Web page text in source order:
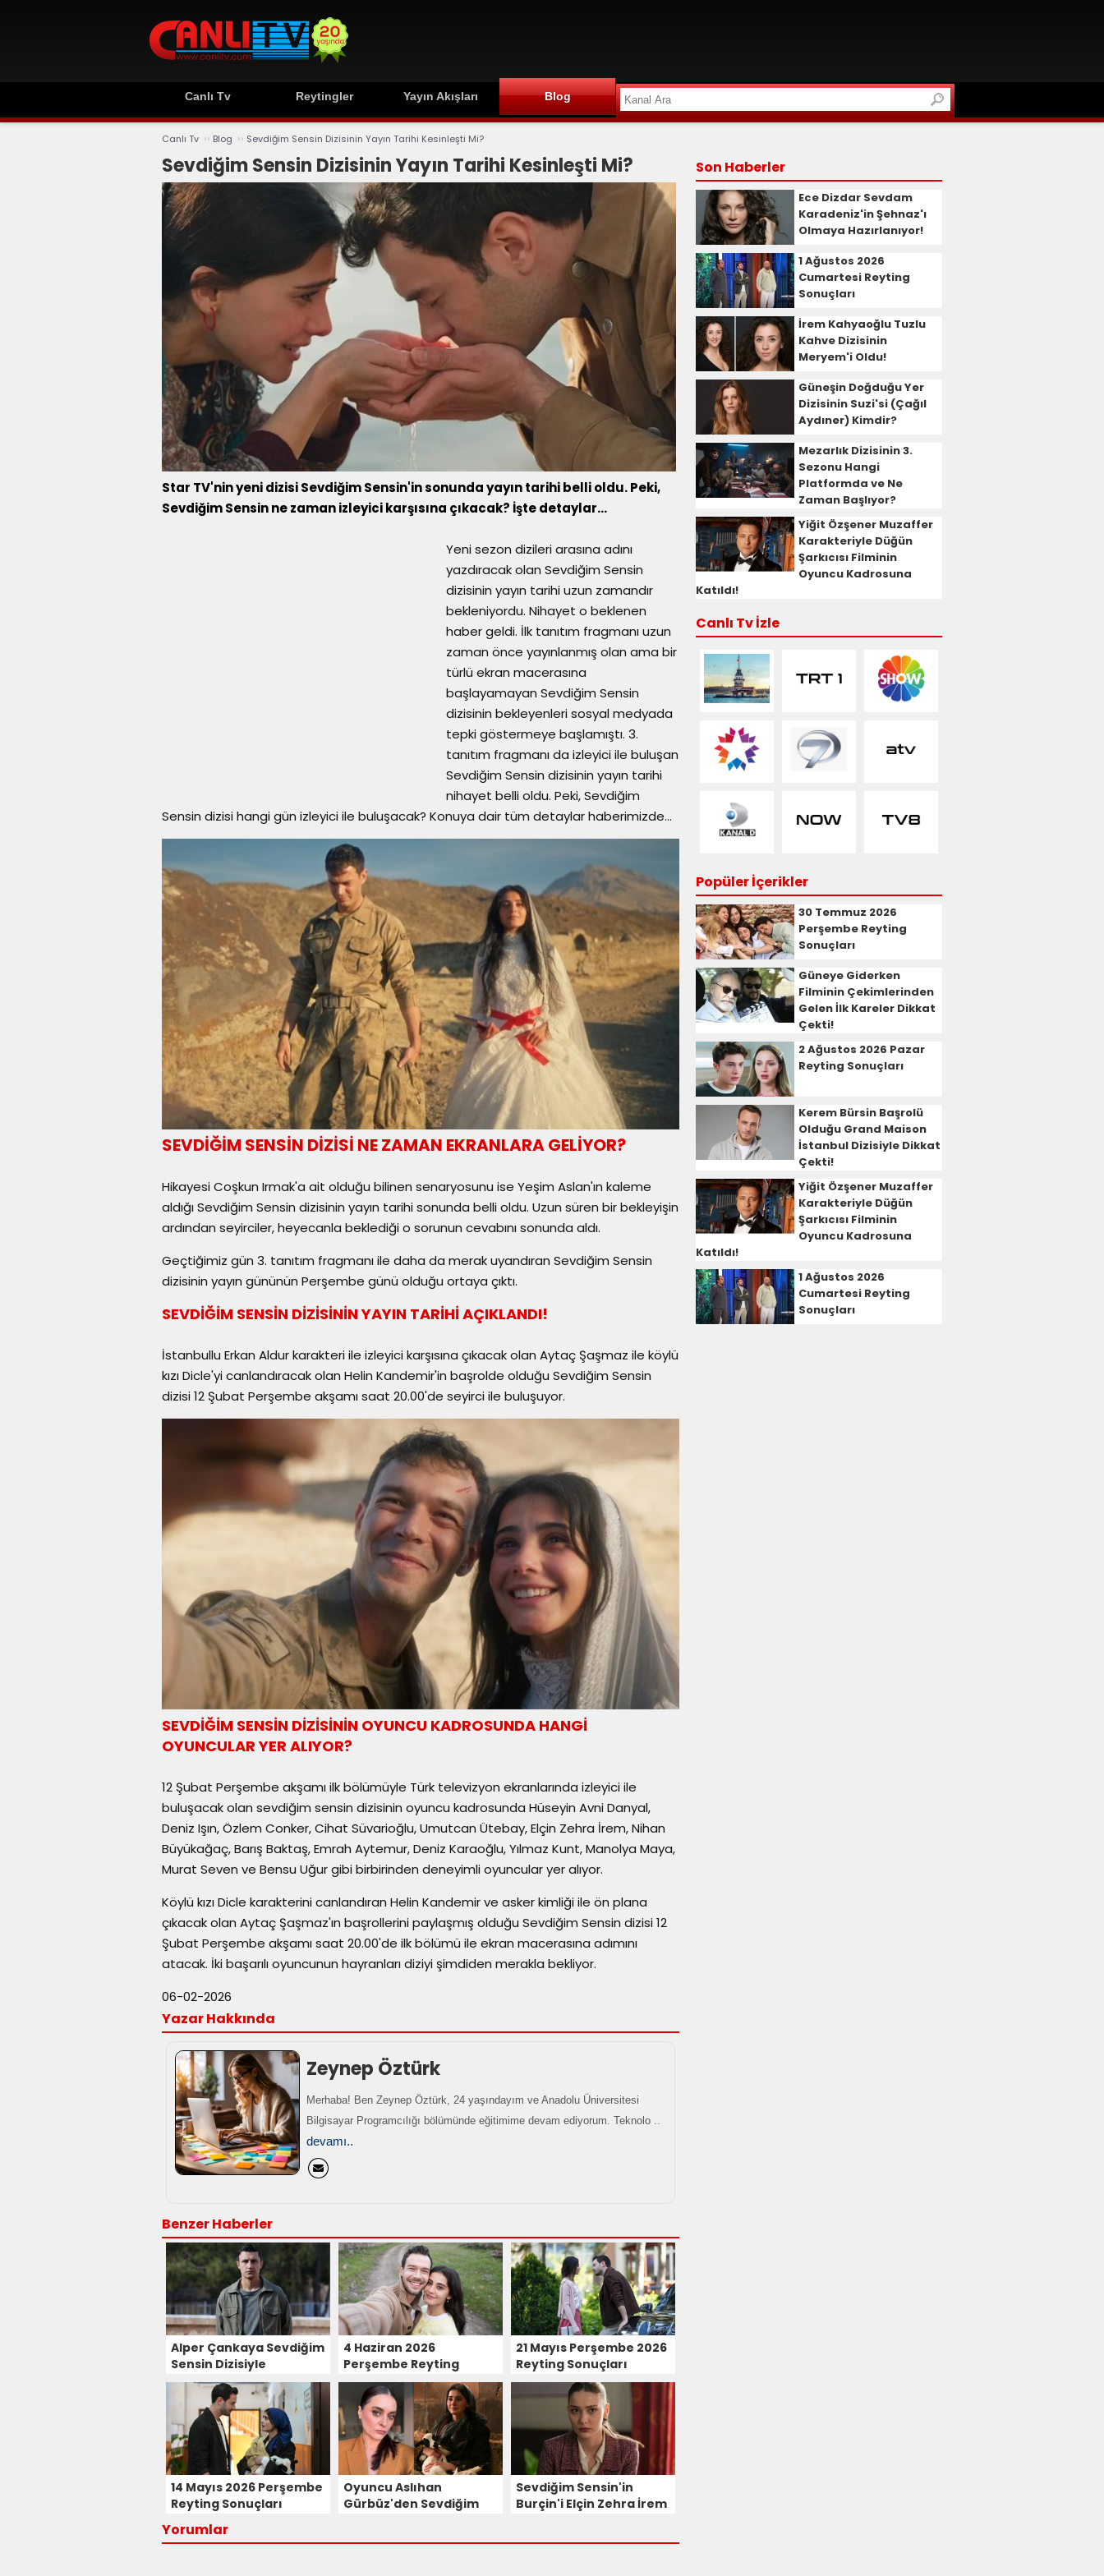
Canlı Tv Reytingler Yayın Akışları Blog
Canlı Tv ›› Blog ›› Sevdiğim Sensin Dizisinin Yayın Tarihi Kesinleşti Mi?
Sevdiğim Sensin Dizisinin Yayın Tarihi Kesinleşti Mi?
Star TV'nin yeni dizisi Sevdiğim Sensin'in sonunda yayın tarihi belli oldu. Peki,
Sevdiğim Sensin ne zaman izleyici karşısına çıkacak? İşte detaylar...
Yeni sezon dizileri arasına adını
yazdıracak olan Sevdiğim Sensin
dizisinin yayın tarihi uzun zamandır
bekleniyordu. Nihayet o beklenen
haber geldi. İlk tanıtım fragmanı uzun
zaman önce yayınlanmış olan ama bir
türlü ekran macerasına
başlayamayan Sevdiğim Sensin
dizisinin bekleyenleri sosyal medyada
tepki göstermeye başlamıştı. 3.
tanıtım fragmanı da izleyici ile buluşan
Sevdiğim Sensin dizisinin yayın tarihi
nihayet belli oldu. Peki, Sevdiğim
Sensin dizisi hangi gün izleyici ile buluşacak? Konuya dair tüm detaylar haberimizde...
SEVDİĞİM SENSİN DİZİSİ NE ZAMAN EKRANLARA GELİYOR?
Hikayesi Coşkun Irmak'a ait olduğu bilinen senaryosunu ise Yeşim Aslan'ın kaleme
aldığı Sevdiğim Sensin dizisinin yayın tarihi sonunda belli oldu. Uzun süren bir bekleyişin
ardından seyirciler, heyecanla beklediği o sorunun cevabını sonunda aldı.
Geçtiğimiz gün 3. tanıtım fragmanı ile daha da merak uyandıran Sevdiğim Sensin
dizisinin yayın gününün Perşembe günü olduğu ortaya çıktı.
SEVDİĞİM SENSİN DİZİSİNİN YAYIN TARİHİ AÇIKLANDI!
İstanbullu Erkan Aldur karakteri ile izleyici karşısına çıkacak olan Aytaç Şaşmaz ile köylü
kızı Dicle'yi canlandıracak olan Helin Kandemir'in başrolde olduğu Sevdiğim Sensin
dizisi 12 Şubat Perşembe akşamı saat 20.00'de seyirci ile buluşuyor.
SEVDİĞİM SENSİN DİZİSİNİN OYUNCU KADROSUNDA HANGİ
OYUNCULAR YER ALIYOR?
12 Şubat Perşembe akşamı ilk bölümüyle Türk televizyon ekranlarında izleyici ile
buluşacak olan sevdiğim sensin dizisinin oyuncu kadrosunda Hüseyin Avni Danyal,
Deniz Işın, Özlem Conker, Cihat Süvarioğlu, Umutcan Ütebay, Elçin Zehra İrem, Nihan
Büyükağaç, Barış Baktaş, Emrah Aytemur, Deniz Karaoğlu, Yılmaz Kunt, Manolya Maya,
Murat Seven ve Bensu Uğur gibi birbirinden deneyimli oyuncular yer alıyor.
Köylü kızı Dicle karakterini canlandıran Helin Kandemir ve asker kimliği ile ön plana
çıkacak olan Aytaç Şaşmaz'ın başrollerini paylaşmış olduğu Sevdiğim Sensin dizisi 12
Şubat Perşembe akşamı saat 20.00'de ilk bölümü ile ekran macerasına adımını
atacak. İki başarılı oyuncunun hayranları diziyi şimdiden merakla bekliyor.
06-02-2026
Yazar Hakkında
Zeynep Öztürk
Merhaba! Ben Zeynep Öztürk, 24 yaşındayım ve Anadolu Üniversitesi
Bilgisayar Programcılığı bölümünde eğitimime devam ediyorum. Teknolo ..
devamı..
Benzer Haberler
Alper Çankaya Sevdiğim
Sensin Dizisiyle
Ekranlara Dönüyor!
4 Haziran 2026
Perşembe Reyting
Sonuçları
21 Mayıs Perşembe 2026
Reyting Sonuçları
14 Mayıs 2026 Perşembe
Reyting Sonuçları
Oyuncu Aslıhan
Gürbüz'den Sevdiğim
Sevdiğim Sensin'in
Burçin'i Elçin Zehra İrem
Yorumlar
Son Haberler
Ece Dizdar Sevdam
Karadeniz'in Şehnaz'ı
Olmaya Hazırlanıyor!
1 Ağustos 2026
Cumartesi Reyting
Sonuçları
İrem Kahyaoğlu Tuzlu
Kahve Dizisinin
Meryem'i Oldu!
Güneşin Doğduğu Yer
Dizisinin Suzi'si (Çağıl
Aydıner) Kimdir?
Mezarlık Dizisinin 3.
Sezonu Hangi
Platformda ve Ne
Zaman Başlıyor?
Yiğit Özşener Muzaffer
Karakteriyle Düğün
Şarkıcısı Filminin
Oyuncu Kadrosuna
Katıldı!
Canlı Tv İzle
Popüler İçerikler
30 Temmuz 2026
Perşembe Reyting
Sonuçları
Güneye Giderken
Filminin Çekimlerinden
Gelen İlk Kareler Dikkat
Çekti!
2 Ağustos 2026 Pazar
Reyting Sonuçları
Kerem Bürsin Başrolü
Olduğu Grand Maison
İstanbul Dizisiyle Dikkat
Çekti!
Yiğit Özşener Muzaffer
Karakteriyle Düğün
Şarkıcısı Filminin
Oyuncu Kadrosuna
Katıldı!
1 Ağustos 2026
Cumartesi Reyting
Sonuçları